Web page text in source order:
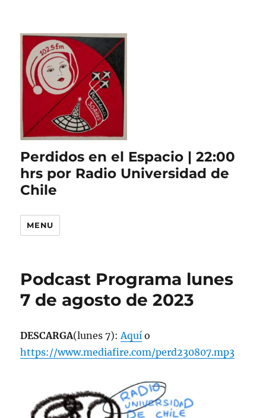
Perdidos en el Espacio | 22:00
hrs por Radio Universidad de
Chile
MENU
Podcast Programa lunes
7 de agosto de 2023
DESCARGA(lunes 7):Aquí o
https://www.mediafire.com/perd230807.mp3